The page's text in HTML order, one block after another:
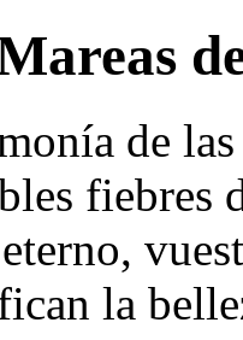
de
fiebres
la